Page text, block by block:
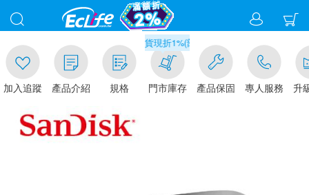
加入追蹤 產品介紹 規格
滿千元門市取貨現折1%(部分商品不適用)-請點我看
門市庫存 產品保固 專人服務 升